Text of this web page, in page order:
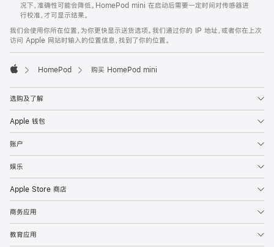
况下，准确性可能会降低。HomePod mini 在启动后需要一定时间对传感器进
行校准，才可显示结果。
我们会使用你所在位置，为你更快显示送货选项。我们通过你的 IP 地址，或者你在上次
访问 Apple 网站时输入的位置信息，找到了你的位置。
HomePod 购买 HomePod mini
选购及了解
Apple 钱包
账户
娱乐
Apple Store 商店
商务应用
教育应用